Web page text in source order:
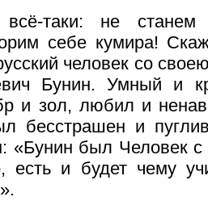
таки: не станем
себе кумира!
человек со
Бунин. Умный и
и зол, любил и
бесстрашен и
«Бунин был Человек
есть и будет чему